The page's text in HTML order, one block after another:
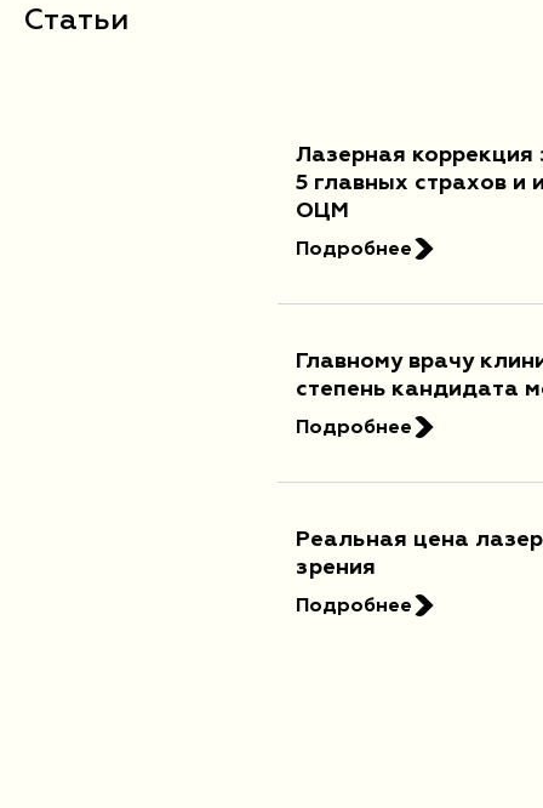
Статьи
Лазерная коррекция
5 главных страхов и
ОЦМ
Подробнее
Главному врачу
степень кандидата
Подробнее
Реальная цена
зрения
Подробнее